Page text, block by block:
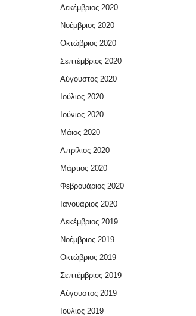
Δεκέμβριος 2020
Νοέμβριος 2020
Οκτώβριος 2020
Σεπτέμβριος 2020
Αύγουστος 2020
Ιούλιος 2020
Ιούνιος 2020
Μάιος 2020
Απρίλιος 2020
Μάρτιος 2020
Φεβρουάριος 2020
Ιανουάριος 2020
Δεκέμβριος 2019
Νοέμβριος 2019
Οκτώβριος 2019
Σεπτέμβριος 2019
Αύγουστος 2019
Ιούλιος 2019